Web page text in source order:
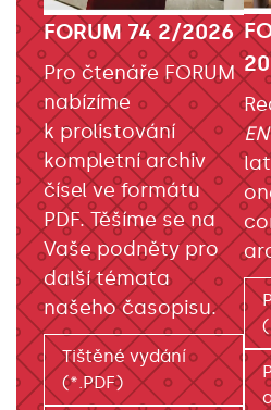
FORUM 74 2/2026
Pro čtenáře FORUM
nabízíme
k prolistování
kompletní archiv
čísel ve formátu
PDF. Těšíme se na
Vaše podněty pro
další témata
našeho časopisu.
Tištěné vydání
(*.PDF)
EN